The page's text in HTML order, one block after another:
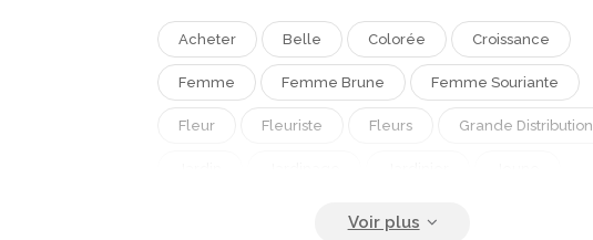
Acheter Belle Colorée Croissance
Femme Femme Brune Femme Souriante
Fleur Fleuriste Fleurs Grande Distribution